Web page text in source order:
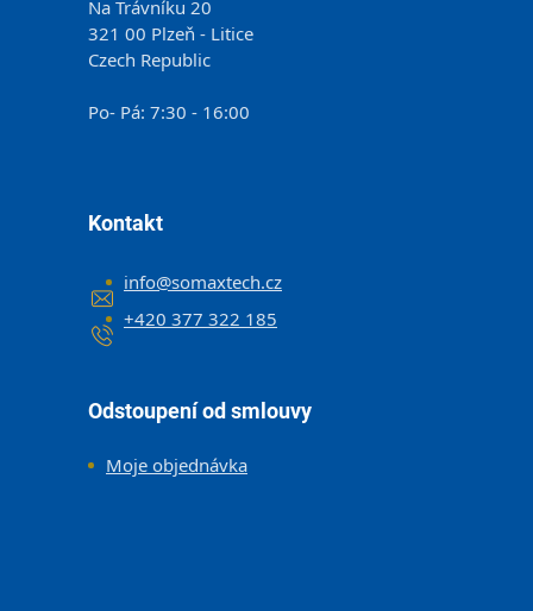
Na Trávníku 20
321 00 Plzeň - Litice
Czech Republic
Po- Pá: 7:30 - 16:00
Kontakt
info@somaxtech.cz
+420 377 322 185
Odstoupení od smlouvy
Moje objednávka